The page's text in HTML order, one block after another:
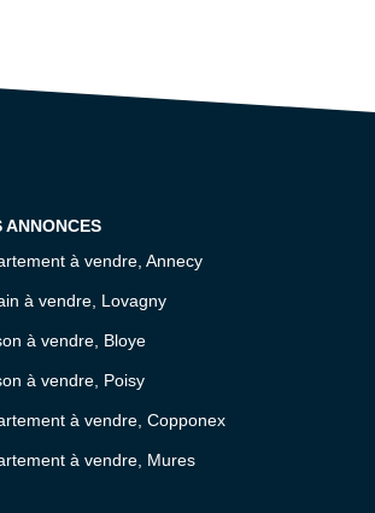
ANNONCES
à vendre, Annecy
à vendre, Lovagny
à vendre, Bloye
à vendre, Poisy
à vendre, Copponex
à vendre, Mures